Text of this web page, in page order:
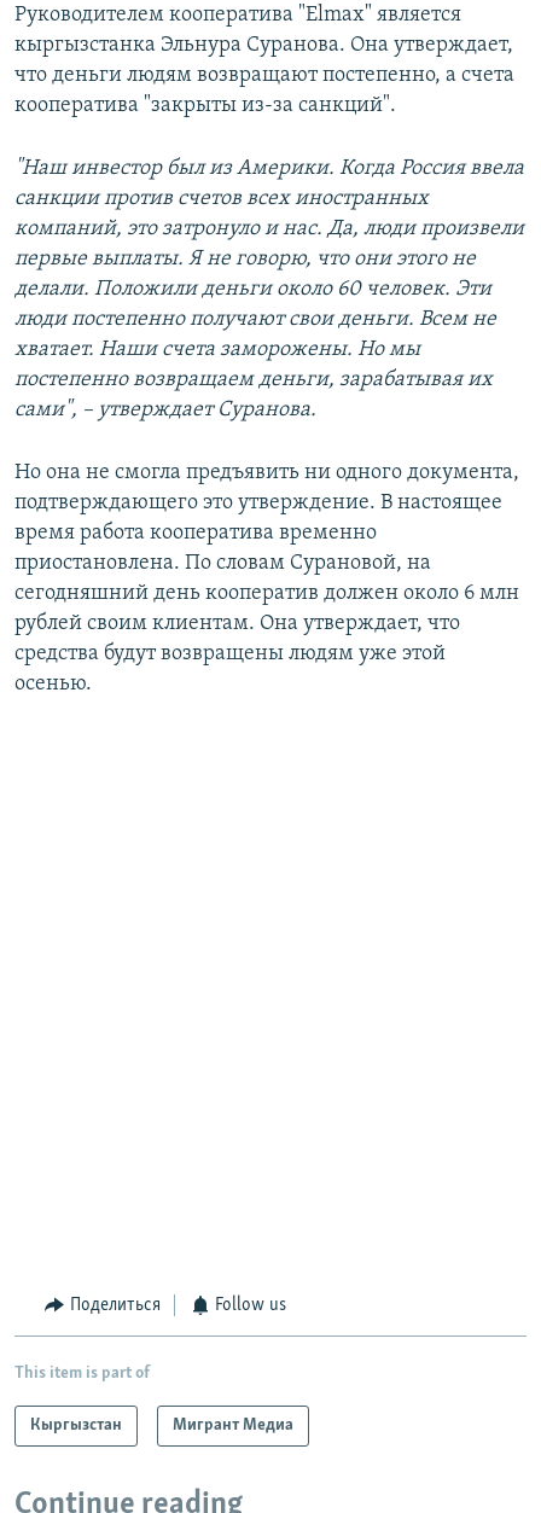
Руководителем кооператива "Elmax" является
кыргызстанка Эльнура Суранова. Она утверждает,
что деньги людям возвращают постепенно, а счета
кооператива "закрыты из-за санкций".
"Наш инвестор был из Америки. Когда Россия ввела
санкции против счетов всех иностранных
компаний, это затронуло и нас. Да, люди произвели
первые выплаты. Я не говорю, что они этого не
делали. Положили деньги около 60 человек. Эти
люди постепенно получают свои деньги. Всем не
хватает. Наши счета заморожены. Но мы
постепенно возвращаемденьги, зарабатывая их
сами", – утверждаетСуранова.
Но она не смогла предъявить ни одного документа,
подтверждающего это утверждение. В настоящее
время работа кооператива временно
приостановлена. По словам Сурановой, на
сегодняшний день кооператив должен около 6 млн
рублей своим клиентам. Она утверждает, что
средства будут возвращены людям уже этой
осенью.
Поделиться Follow us
This item is part of
Кыргызстан Мигрант Медиа
Continue reading